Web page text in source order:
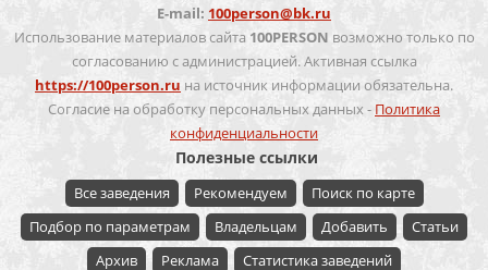
E-mail: 100person@bk.ru
Использование материалов сайта 100PERSON возможно только по
согласованию с администрацией. Активная ссылка
https://100person.ru на источник информации обязательна.
Согласие на обработку персональных данных - Политика
конфиденциальности
Полезные ссылки
Все заведения Рекомендуем
Поиск по карте
Подбор по параметрам
Владельцам Добавить
Статьи
Архив
Реклама Статистика заведений